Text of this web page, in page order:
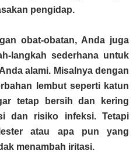
pengidap.
obat-obatan, Anda juga
langkah sederhana untuk
alami. Misalnya dengan
lembut seperti katun
tetap bersih dan kering
dan risiko infeksi. Tetapi
atau apa pun yang
menambah iritasi.